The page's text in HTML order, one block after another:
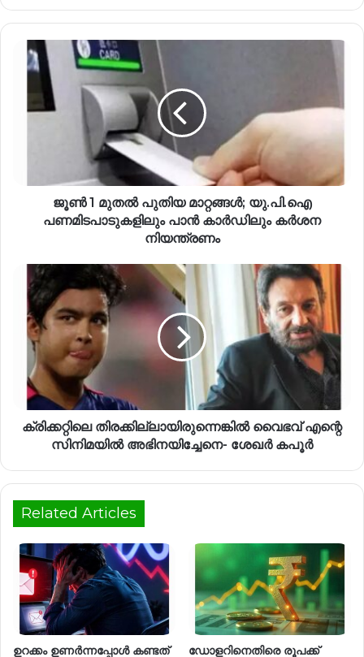
ജൂൺ 1 മുതൽ പുതിയ മാറ്റങ്ങൾ; യു.പി.ഐ
പണമിടപാടുകളിലും പാൻ കാർഡിലും കർശന
നിയന്ത്രണം
ക്രിക്കറ്റിലെ തിരക്കില്ലായിരുന്നെങ്കിൽ വൈഭവ് എന്റെ
സിനിമയിൽ അഭിനയിച്ചേനെ- ശേഖർ കപൂർ
Related Articles
ഉറക്കം ഉണർന്നപ്പോൾ കണ്ടത് ഡോളറിനെതിരെ രൂപക്ക്